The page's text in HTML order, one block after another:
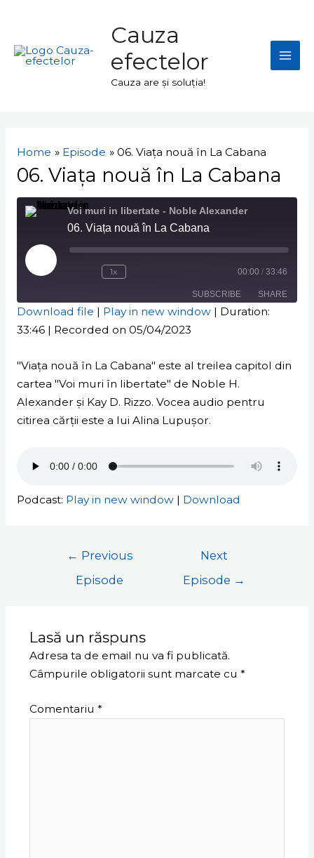
content
Cauza
efectelor
Cauza are și soluția!
Home Episode 06. Viața nouă în La Cabana
06. Viața nouă în La Cabana
Voi muri in libertate - Noble Alexander
06. Viața nouă în La Cabana
Play
Episode
1x 00:00 / 33:46
SUBSCRIBE SHARE
SHARE
LINK
EMBED
Download file | Play in new window| Duration:
33:46| Recorded on 05/04/2023
"Viața nouă în La Cabana" este al treilea capitol din
cartea "Voi muri în libertate" de Noble H.
Alexander și Kay D. Rizzo. Vocea audio pentru
citirea cărții este a lui Alina Lupușor.
Podcast: Play in new window| Download
articole
← Previous
Episode
Next
Episode →
Lasă un răspuns
Adresa ta de email nu va fi publicată.
Câmpurile obligatorii sunt marcate cu *
Comentariu *